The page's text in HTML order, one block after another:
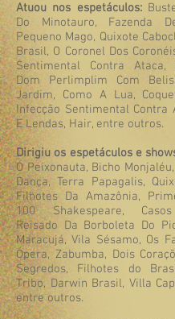
Atuou nos espetáculos:
Do Minotauro, Fazenda
Pequeno Mago, Quixote
Brasil, O Coronel Dos
Sentimental Contra Ataca,
Dom Perlimplim Com
Jardim, Como A Lua,
Infecção Sentimental Contra
E Lendas, Hair, entre outros.
Dirigiu os espetáculos e
O Peixonauta, Bicho
Dança, Terra Papagalis,
Filhotes Da Amazônia,
100 Shakespeare, Casos
Reisado Da Borboleta Do
Maracujá, Vila Sésamo, Os
Ópera, Zabumba, Dois
Segredos, Filhotes do
Tribo, Darwin Brasil, Villa
entre outros.